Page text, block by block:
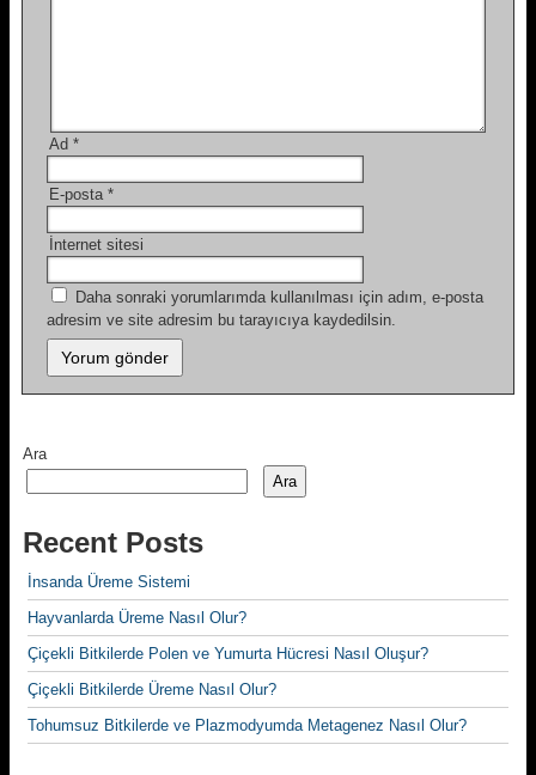
Ad *
E-posta *
İnternet sitesi
Daha sonraki yorumlarımda kullanılması için adım, e-posta
adresim ve site adresim bu tarayıcıya kaydedilsin.
Ara
Ara
Recent Posts
İnsanda Üreme Sistemi
Hayvanlarda Üreme Nasıl Olur?
Çiçekli Bitkilerde Polen ve Yumurta Hücresi Nasıl Oluşur?
Çiçekli Bitkilerde Üreme Nasıl Olur?
Tohumsuz Bitkilerde ve Plazmodyumda Metagenez Nasıl Olur?